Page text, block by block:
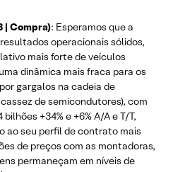
| Compra): Esperamos que a
operacionais sólidos,
mais forte de veículos
dinâmica mais fraca para os
gargalos na cadeia de
de semicondutores), com
+34% e +6% A/A e T/T,
ao seu perfil de contrato mais
de preços com as montadoras,
permaneçam em níveis de